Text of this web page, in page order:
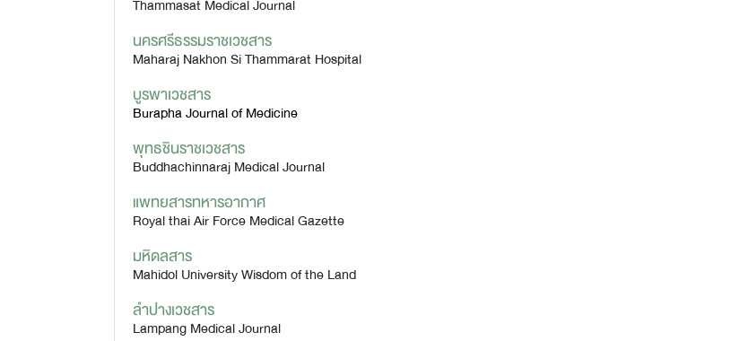
Thammasat Medical Journal
นครศรีธรรมราชเวชสาร
Maharaj Nakhon Si Thammarat Hospital
บูรพาเวชสาร
Burapha Journal of Medicine
พุทธชินราชเวชสาร
Buddhachinnaraj Medical Journal
แพทยสารทหารอากาศ
Royal thai Air Force Medical Gazette
มหิดลสาร
Mahidol University Wisdom of the Land
ลำปางเวชสาร
Lampang Medical Journal